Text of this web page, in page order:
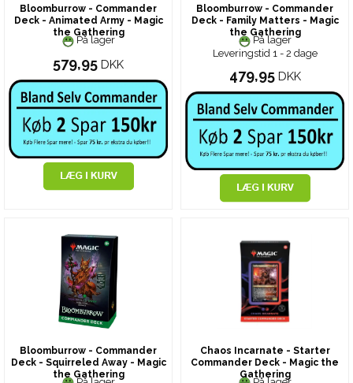
Bloomburrow - Commander
Deck - Animated Army - Magic
the Gathering
På lager
579,95 DKK
Bloomburrow - Commander
Deck - Family Matters - Magic
the Gathering
På lager
Leveringstid 1 - 2 dage
479,95 DKK
Bloomburrow - Commander
Deck - Squirreled Away - Magic
the Gathering
Chaos Incarnate - Starter
Commander Deck - Magic the
Gathering